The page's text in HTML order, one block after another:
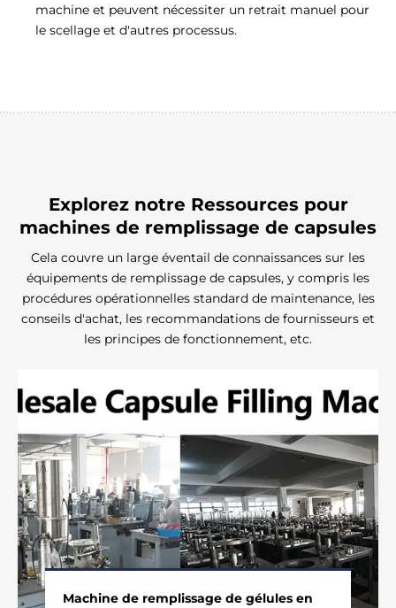
machine et peuvent nécessiter un retrait manuel pour
le scellage et d'autres processus.
Explorez notre Ressources pour
machines de remplissage de capsules
Cela couvre un large éventail de connaissances sur les
équipements de remplissage de capsules, y compris les
procédures opérationnelles standard de maintenance, les
conseils d'achat, les recommandations de fournisseurs et
les principes de fonctionnement, etc.
Machine de remplissage de gélules en